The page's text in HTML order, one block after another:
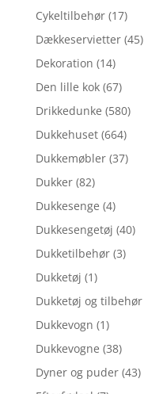
Cykeltilbehør (17)
Dækkeservietter (45)
Dekoration (14)
Den lille kok (67)
Drikkedunke (580)
Dukkehuset (664)
Dukkemøbler (37)
Dukker (82)
Dukkesenge (4)
Dukkesengetøj (40)
Dukketilbehør (3)
Dukketøj (1)
Dukketøj og tilbehør
Dukkevogn (1)
Dukkevogne (38)
Dyner og puder (43)